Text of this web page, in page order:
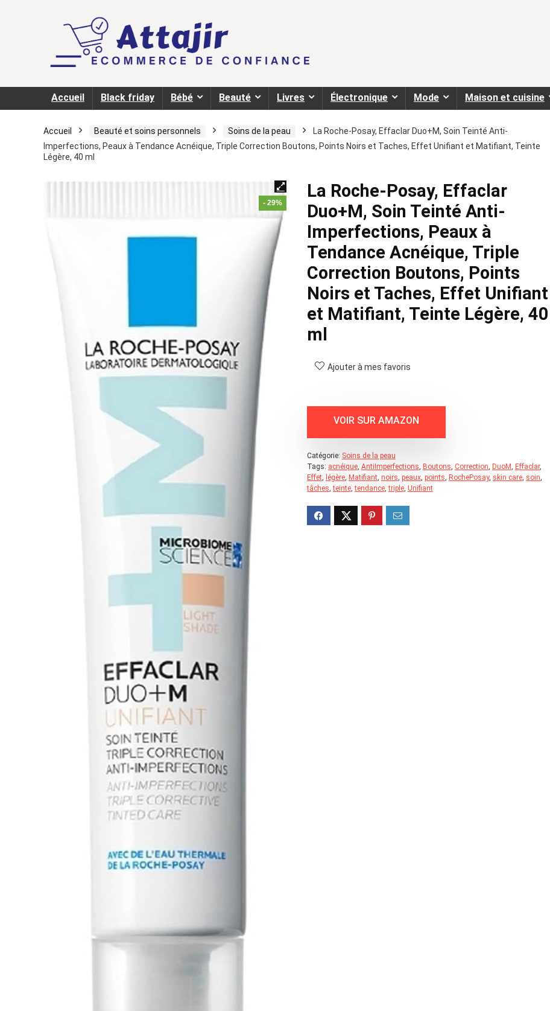
Accueil Black friday Bébé Beauté Livres Électronique Mode Maison et cuisine
Accueil Beauté et soins personnels Soins de la peau
La Roche-Posay, Effaclar Duo+M, Soin Teinté Anti-
Imperfections, Peaux à Tendance Acnéique, Triple Correction Boutons, Points Noirs et Taches, Effet Unifiant et Matifiant, Teinte
Légère, 40 ml
- 29%
La Roche-Posay, Effaclar
Duo+M, Soin Teinté Anti-
Imperfections, Peaux à
Tendance Acnéique, Triple
Correction Boutons, Points
Noirs et Taches, Effet Unifiant
et Matifiant, Teinte Légère, 40
ml
Ajouter à mes favoris
Catégorie: Soins de la peau
Tags: acnéique, AntiImperfections, Boutons, Correction, DuoM, Effaclar,
Effet, légère, Matifiant, noirs, peaux, points, RochePosay, skin care, soin,
tâches,teinte,tendance,triple, Unifiant